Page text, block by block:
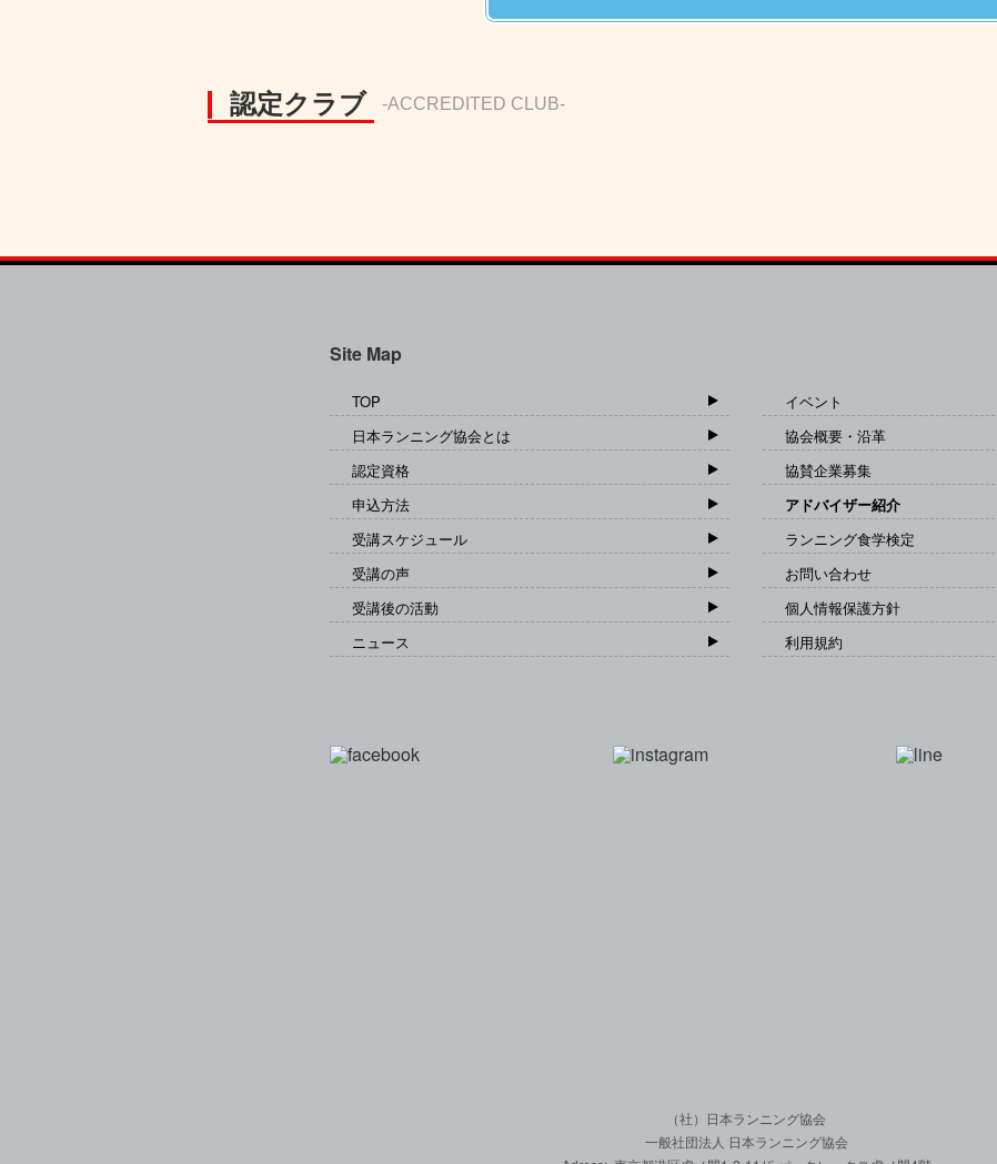
認定クラブ -ACCREDITED CLUB-
Site Map
TOP
日本ランニング協会とは
認定資格
申込方法
受講スケジュール
受講の声
受講後の活動
ニュース
イベント
協会概要・沿革
協賛企業募集
アドバイザー紹介
ランニング食学検定
お問い合わせ
個人情報保護方針
利用規約
（社）日本ランニング協会
一般社団法人 日本ランニング協会